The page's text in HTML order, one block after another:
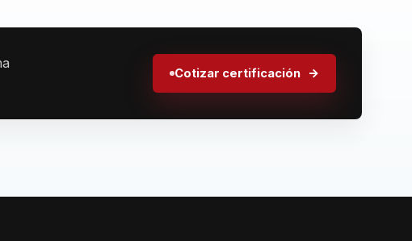
Cotizar certificación